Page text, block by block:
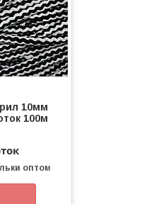
10мм
100м
оптом